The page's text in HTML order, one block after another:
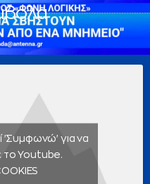
'Συμφωνώ' για να
το Youtube.